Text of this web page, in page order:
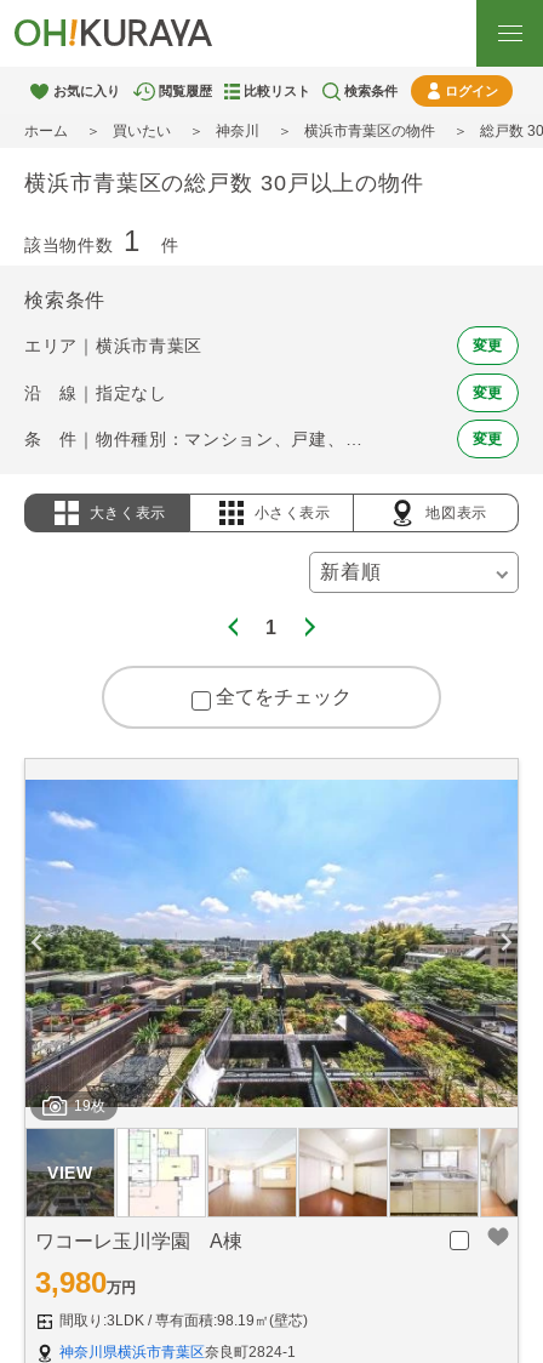
お気に入り 閲覧履歴 比較リスト 検索条件 ログイン
ホーム 買いたい 神奈川 横浜市青葉区の物件 総戸数
横浜市青葉区の総戸数 30戸以上の物件
該当物件数 1 件
検索条件
エリア｜横浜市青葉区 変更
沿 線｜指定なし 変更
変更
大きく表示 小さく表示 地図表示
1
全てをチェック
19枚
ワコーレ玉川学園 A棟
3,980万円
間取り:3LDK
専有面積:98.19㎡(壁芯)
神奈川県横浜市青葉区奈良町2824-1